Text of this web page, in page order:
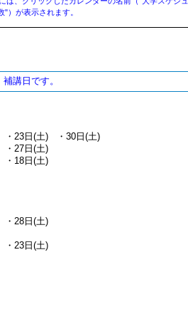
"）が表示されます。
補講日です。
・ 23日(土) ・ 30日(土)
・ 27日(土)
・ 18日(土)
・ 28日(土)
・ 23日(土)